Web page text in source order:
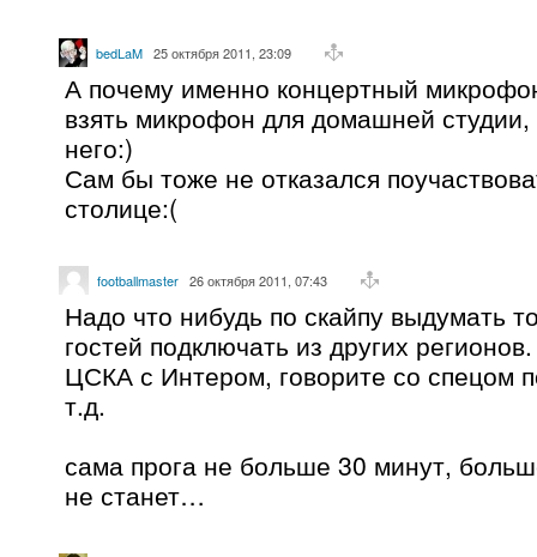
bedLaM 25 октября 2011, 23:09
А почему именно концертный
взять микрофон для домашней
него:)
Сам бы тоже не отказался
столице:(
footballmaster 26 октября 2011, 07:43
Надо что нибудь по скайпу выдумать
гостей подключать из других
ЦСКА с Интером, говорите со спецом
т.д.
сама прога не больше 30 минут,
не станет…